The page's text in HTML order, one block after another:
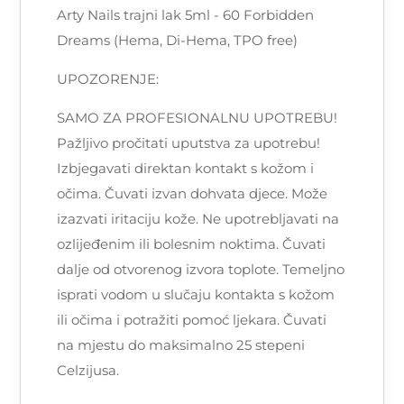
Arty Nails trajni lak 5ml - 60 Forbidden
Dreams (Hema, Di-Hema, TPO free)
UPOZORENJE:
SAMO ZA PROFESIONALNU UPOTREBU!
Pažljivo pročitati uputstva za upotrebu!
Izbjegavati direktan kontakt s kožom i
očima. Čuvati izvan dohvata djece. Može
izazvati iritaciju kože. Ne upotrebljavati na
ozlijeđenim ili bolesnim noktima. Čuvati
dalje od otvorenog izvora toplote. Temeljno
isprati vodom u slučaju kontakta s kožom
ili očima i potražiti pomoć ljekara. Čuvati
na mjestu do maksimalno 25 stepeni
Celzijusa.